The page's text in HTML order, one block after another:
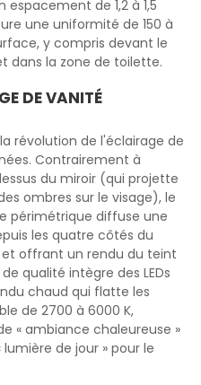
espacement de 1,2 à 1,5
une uniformité de 150 à
y compris devant le
dans la zone de toilette.
DE VANITÉ
révolution de l'éclairage de
Contrairement à
du miroir (qui projette
ombres sur le visage), le
périmétrique diffuse une
les quatre côtés du
offrant un rendu du teint
qualité intègre des LEDs
chaud qui flatte les
de 2700 à 6000 K,
« ambiance chaleureuse »
de jour » pour le